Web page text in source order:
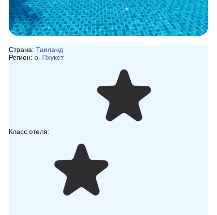
Страна: Таиланд
Регион: о. Пхукет
Класс отеля: